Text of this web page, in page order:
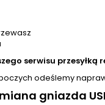
serwisu przesyłką
odeślemy
gniazda USB